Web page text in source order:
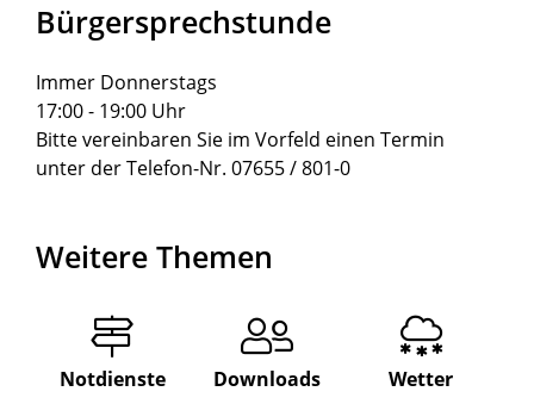
Bürgersprechstunde
Immer Donnerstags
17:00 - 19:00 Uhr
Bitte vereinbaren Sie im Vorfeld einen Termin
unter der Telefon-Nr. 07655 / 801-0
Weitere Themen
Notdienste Downloads Wetter